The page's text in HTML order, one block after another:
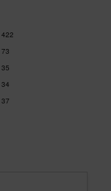
422
73
35
34
37